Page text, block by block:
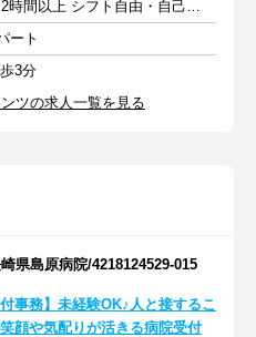
週1日以上 1日2時間以上 シフト自由・自己申告
ート
3分
ツの求人一覧を見る
県島原病院/4218124529-015
付事務】未経験OK♪人と接するこ
顔や気配りが活きる病院受付